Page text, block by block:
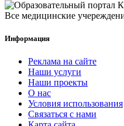
Все медицинские
Информация
Реклама на сайте
Наши услуги
Наши проекты
О нас
Условия использования
Связаться с нами